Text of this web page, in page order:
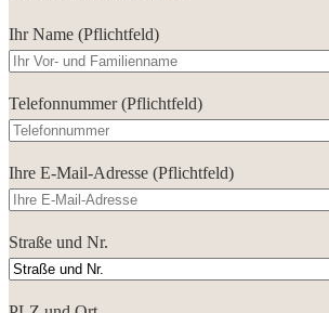
Ihr Name (Pflichtfeld)
Telefonnummer (Pflichtfeld)
Ihre E-Mail-Adresse (Pflichtfeld)
Straße und Nr.